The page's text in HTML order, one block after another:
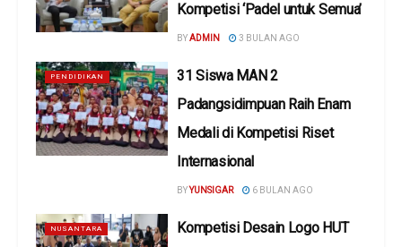
Kompetisi ‘Padel untuk Semua’
BYADMIN 3 BULAN AGO
PENDIDIKAN
31 Siswa MAN 2
Padangsidimpuan Raih Enam
Medali di Kompetisi Riset
Internasional
BYYUNSIGAR 6 BULAN AGO
NUSANTARA
Kompetisi Desain Logo HUT